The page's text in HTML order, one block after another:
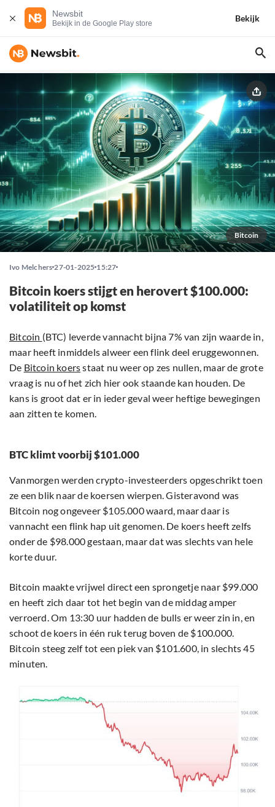
Newsbit
Bekijk in de Google Play store
Bekijk
Bitcoin
Ivo Melchers 27-01-2025 15:27
Bitcoin koers stijgt en herovert $100.000:
volatiliteit op komst
Bitcoin (BTC) leverde vannacht bijna 7% van zijn waarde in,
maar heeft inmiddels alweer een flink deel eruggewonnen.
De Bitcoin koersstaat nu weer op zes nullen, maar de grote
vraag is nu of het zich hier ook staande kan houden. De
kans is groot dat er in ieder geval weer heftige bewegingen
aan zitten te komen.
BTC klimt voorbij $101.000
Vanmorgen werden crypto-investeerders opgeschrikt toen
ze een blik naar de koersen wierpen. Gisteravond was
Bitcoin nog ongeveer $105.000 waard, maar daar is
vannacht een flink hap uit genomen. De koers heeft zelfs
onder de $98.000 gestaan, maar dat was slechts van hele
korte duur.
Bitcoin maakte vrijwel direct een sprongetje naar $99.000
en heeft zich daar tot het begin van de middag amper
verroerd. Om 13:30 uur hadden de bulls er weer zin in, en
schoot de koers in één ruk terug boven de $100.000.
Bitcoin steeg zelf tot een piek van $101.600, in slechts 45
minuten.